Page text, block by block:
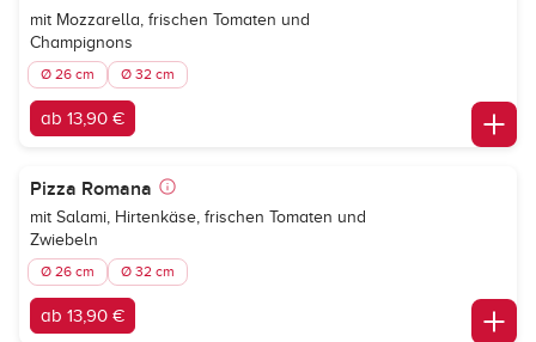
mit Mozzarella, frischen Tomaten und
Champignons
Ø 26 cm Ø 32 cm
ab 13,90 €
Pizza Romana
mit Salami, Hirtenkäse, frischen Tomaten und
Zwiebeln
Ø 26 cm Ø 32 cm
ab 13,90 €